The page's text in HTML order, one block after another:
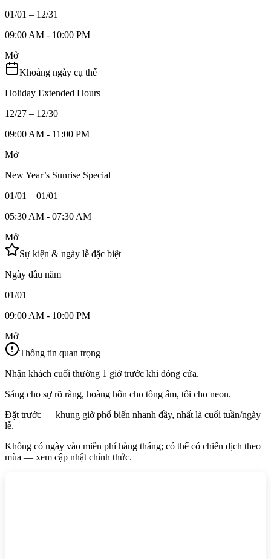
01/01 – 12/31
09:00 AM - 10:00 PM
Mở
Khoảng ngày cụ thể
Holiday Extended Hours
12/27 – 12/30
09:00 AM - 11:00 PM
Mở
New Year’s Sunrise Special
01/01 – 01/01
05:30 AM - 07:30 AM
Mở
Sự kiện & ngày lễ đặc biệt
Ngày đầu năm
01/01
09:00 AM - 10:00 PM
Mở
Thông tin quan trọng
Nhận khách cuối thường 1 giờ trước khi đóng cửa.
Sáng cho sự rõ ràng, hoàng hôn cho tông ấm, tối cho neon.
Đặt trước — khung giờ phổ biến nhanh đầy, nhất là cuối tuần/ngày
lễ.
Không có ngày vào miễn phí hàng tháng; có thể có chiến dịch theo
mùa — xem cập nhật chính thức.